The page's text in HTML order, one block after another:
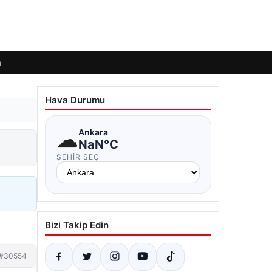
Hava Durumu
☁Ankara
NaN°C
ŞEHIR SEÇ
Bizi Takip Edin